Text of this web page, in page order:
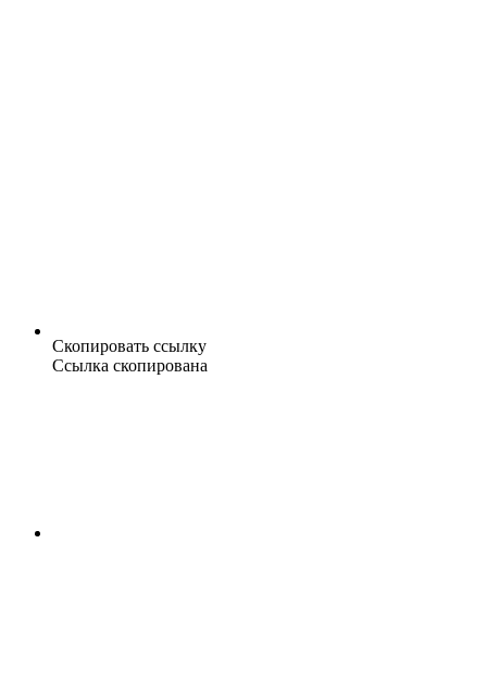
Скопировать ссылку
Ссылка скопирована